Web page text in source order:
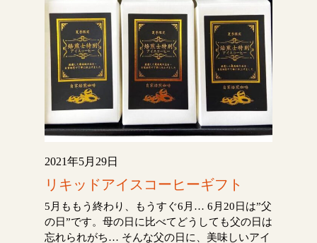
2021年5月29日
リキッドアイスコーヒーギフト
5月ももう終わり、もうすぐ6月… 6月20日は”父
の日”です。母の日に比べてどうしても父の日は
忘れられがち… そんな父の日に、美味しいアイ